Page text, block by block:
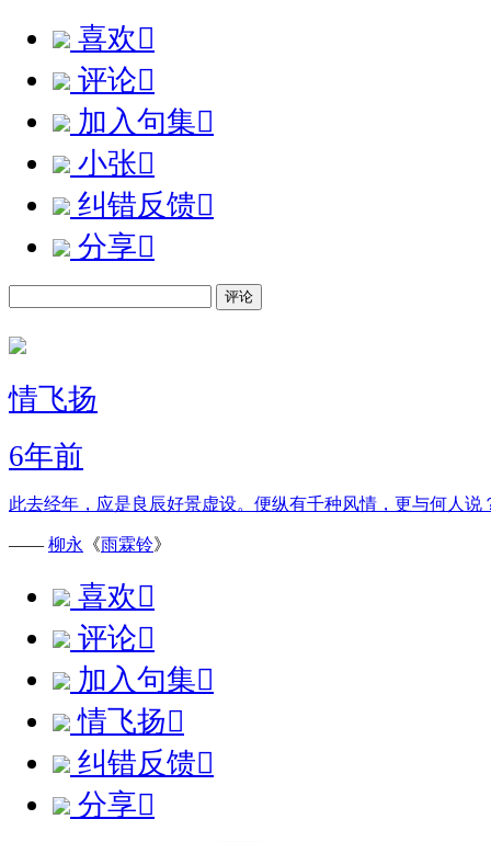
喜欢
评论
加入句集
小张
纠错反馈
分享
评论
情飞扬
6年前
此去经年，应是良辰好景虚设。便纵有千种风情，更与何人说
—— 柳永 《雨霖铃》
喜欢
评论
加入句集
情飞扬
纠错反馈
分享